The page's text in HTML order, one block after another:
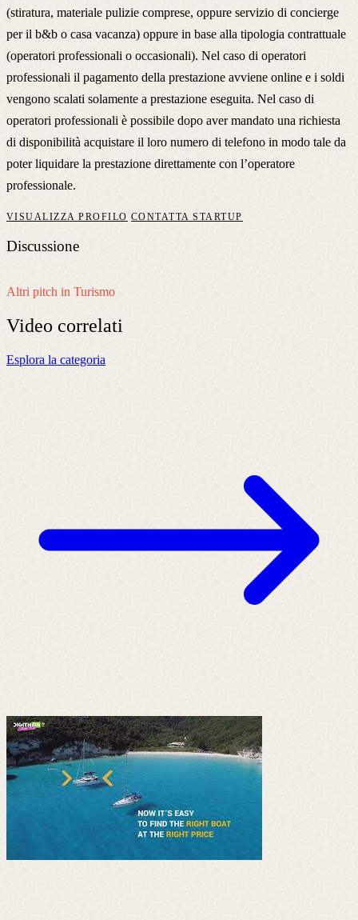
(stiratura, materiale pulizie comprese, oppure servizio di concierge
per il b&b o casa vacanza) oppure in base alla tipologia contrattuale
(operatori professionali o occasionali). Nel caso di operatori
professionali il pagamento della prestazione avviene online e i soldi
vengono scalati solamente a prestazione eseguita. Nel caso di
operatori professionali è possibile dopo aver mandato una richiesta
di disponibilità acquistare il loro numero di telefono in modo tale da
poter liquidare la prestazione direttamente con l’operatore
professionale.
VISUALIZZA PROFILO CONTATTA STARTUP
Discussione
Altri pitch in Turismo
Video correlati
Esplora la categoria